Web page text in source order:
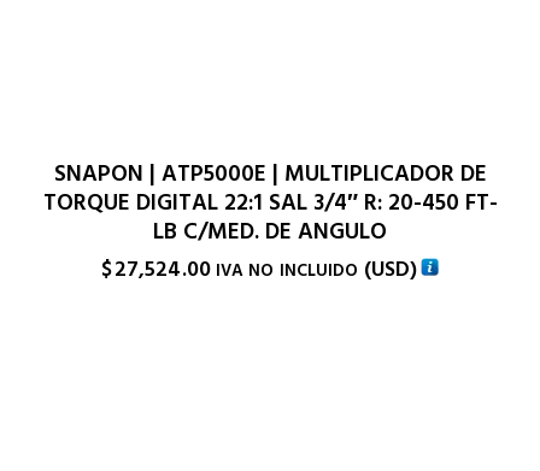
SNAPON | ATP5000E | MULTIPLICADOR DE
TORQUE DIGITAL 22:1 SAL 3/4″ R: 20-450 FT-
LB C/MED. DE ANGULO
$27,524.00 IVA NO INCLUIDO (USD)